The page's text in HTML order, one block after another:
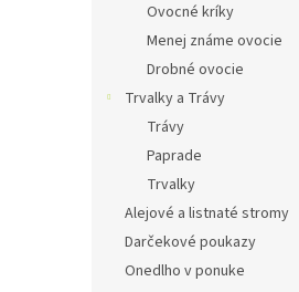
Ovocné kríky
Menej známe ovocie
Drobné ovocie
Trvalky a Trávy
Trávy
Paprade
Trvalky
Alejové a listnaté stromy
Darčekové poukazy
Onedlho v ponuke